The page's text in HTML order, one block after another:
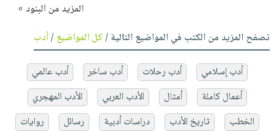
المزيد من البنود »
تصفح المزيد من الكتب في المواضيع التالية /كل المواضيع/أدب
أدب إسلامي أدب رحلات أدب ساخر
أدب عالمي
أعمال كاملة
أمثال الأدب العربي
الأدب المهجري
الخطب
تاريخ الأدب دراسات أدبية رسائل
روايات